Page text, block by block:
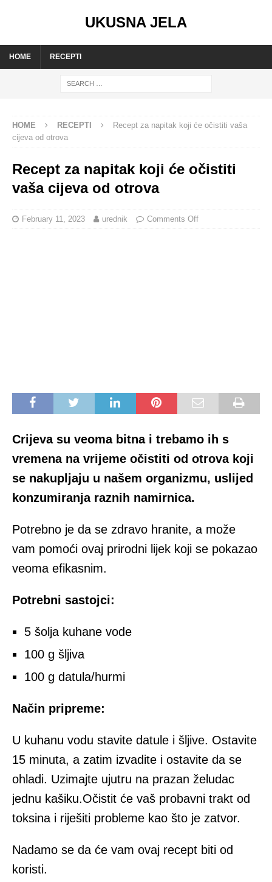
UKUSNA JELA
HOME RECEPTI
HOME RECEPTI
Recept za napitak koji će očistiti vaša
cijeva od otrova
Recept za napitak koji će očistiti
vaša cijeva od otrova
February 11, 2023 urednik Comments Off
Crijeva su veoma bitna i trebamo ih s
vremena na vrijeme očistiti od otrova koji
se nakupljaju u našem organizmu, uslijed
konzumiranja raznih namirnica.
Potrebno je da se zdravo hranite, a može
vam pomoći ovaj prirodni lijek koji se pokazao
veoma efikasnim.
Potrebni sastojci:
5 šolja kuhane vode
100 g šljiva
100 g datula/hurmi
Način pripreme:
U kuhanu vodu stavite datule i šljive. Ostavite
15 minuta, a zatim izvadite i ostavite da se
ohladi. Uzimajte ujutru na prazan želudac
jednu kašiku.Očistit će vaš probavni trakt od
toksina i riješiti probleme kao što je zatvor.
Nadamo se da će vam ovaj recept biti od
koristi.